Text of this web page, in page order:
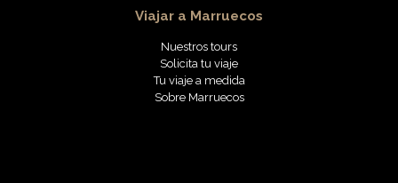
Viajar a Marruecos
Nuestros tours
Solicita tu viaje
Tu viaje a medida
Sobre Marruecos